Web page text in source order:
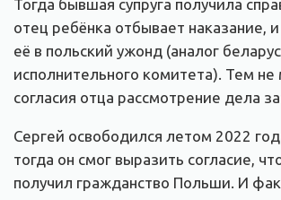
Тогда бывшая супруга получила
отец ребёнка отбывает наказание,
её в польский ужонд (аналог
исполнительного комитета). Тем не
согласия отца рассмотрение дела
Сергей освободился летом 2022
тогда он смог выразить согласие,
получил гражданство Польши. И